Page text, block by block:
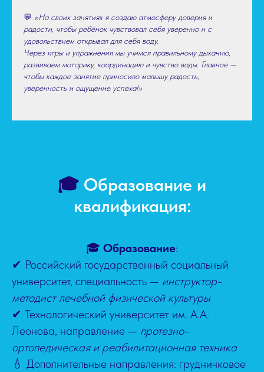
💬 «На своих занятиях я создаю атмосферу доверия и
радости, чтобы ребёнок чувствовал себя уверенно и с
удовольствием открывал для себя воду.
Через игры и упражнения мы учимся правильному дыханию,
развиваем моторику, координацию и чувство воды. Главное —
чтобы каждое занятие приносило малышу радость,
уверенность и ощущение успеха!»
🎓 Образование и
квалификация:
🎓 Образование:
✔ Российский государственный социальный
университет, специальность — инструктор-
методист лечебной физической культуры
✔ Технологический университет им. А.А.
Леонова, направление — протезно-
ортопедическая и реабилитационная техника
💧 Дополнительные направления: грудничковое